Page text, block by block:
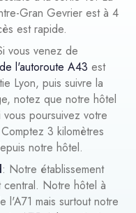
Gran Gevrier est à 4
est rapide.
vous venez de
l'autoroute A43 est
Lyon, puis suivre la
notez que notre hôtel
poursuivez votre
3 kilomètres
notre hôtel.
: Notre établissement
central. Notre hôtel à
l'A71 mais surtout notre